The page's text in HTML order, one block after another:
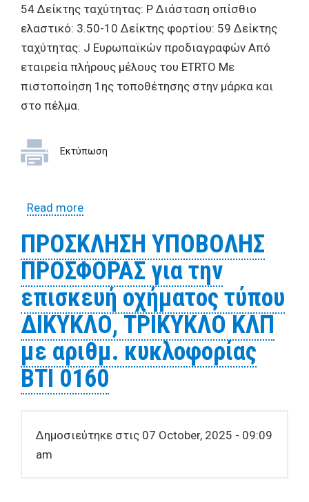
54 Δείκτης ταχύτητας: P Διάσταση οπίσθιο
ελαστικό: 3.50-10 Δείκτης φορτίου: 59 Δείκτης
ταχύτητας: J Ευρωπαϊκών προδιαγραφών Από
εταιρεία πλήρους μέλους του ETRTO Με
πιστοποίηση 1ης τοποθέτησης στην μάρκα και
στο πέλμα.
Εκτύπωση
Read moreabout ΠΡΟΣΚΛΗΣΗ ΥΠΟΒΟΛΗΣ
τύπου ΔΙΚΥΚΛΟ, ΤΡΙΚΥΚΛΟ ΚΛΠ με αριθμ.
κυκλοφορίας ΒΤΙ 0166
ΠΡΟΣΚΛΗΣΗ ΥΠΟΒΟΛΗΣ
ΠΡΟΣΦΟΡΑΣ για την
επισκευή οχήματος τύπου
ΔΙΚΥΚΛΟ, ΤΡΙΚΥΚΛΟ ΚΛΠ
με αριθμ. κυκλοφορίας
ΒΤΙ 0160
Δημοσιεύτηκε στις 07 October, 2025 - 09:09
am